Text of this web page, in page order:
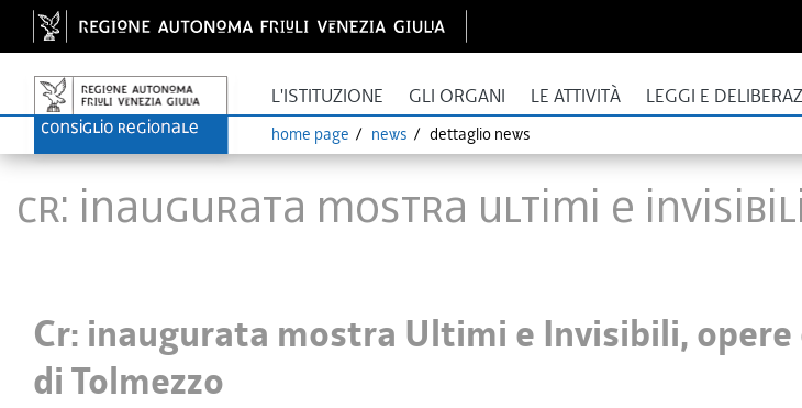
L'ISTITUZIONE GLI ORGANI LE ATTIVITÀ LEGGI E
home page news dettaglio news
Cr: inaugurata mostra Ultimi e
Cr: inaugurata mostra Ultimi e Invisibili,
di Tolmezzo